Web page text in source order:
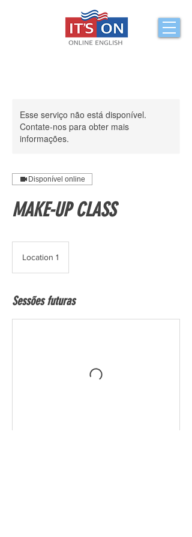
Esse serviço não está disponível.
Contate-nos para obter mais
informações.
Disponível online
MAKE-UP CLASS
Location 1
Sessões futuras